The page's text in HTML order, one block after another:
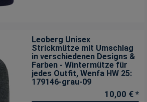
Leoberg Unisex
Strickmütze mit Umschlag
in verschiedenen Designs &
Farben - Wintermütze für
jedes Outfit, Wenfa HW 25:
179146-grau-09
10,00 € *